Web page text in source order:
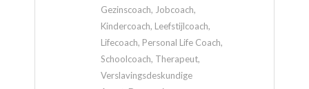
Gezinscoach, Jobcoach,
Kindercoach, Leefstijlcoach,
Lifecoach, Personal Life Coach,
Schoolcoach, Therapeut,
Verslavingsdeskundige